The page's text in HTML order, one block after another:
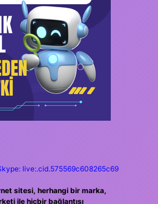
live:.cid.575569c608265c69
sitesi, herhangi bir marka,
ile hiçbir bağlantısı